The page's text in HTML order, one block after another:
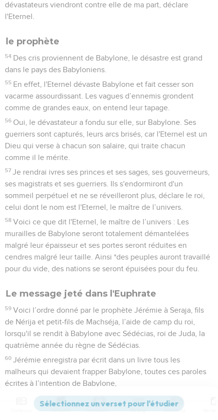
dévastateurs viendront contre elle de ma part, déclare
l'Eternel.
le prophète
54 Des cris proviennent de Babylone, le désastre est grand
dans le pays des Babyloniens.
55 En effet, l'Eternel dévaste Babylone et fait cesser son
vacarme assourdissant. Les vagues d’ennemis grondent
comme de grandes eaux, on entend leur tapage.
56 Oui, le dévastateur a fondu sur elle, sur Babylone. Ses
guerriers sont capturés, leurs arcs brisés, car l'Eternel est un
Dieu qui verse à chacun son salaire, qui traite chacun
comme il le mérite.
57 Je rendrai ivres ses princes et ses sages, ses gouverneurs,
ses magistrats et ses guerriers. Ils s'endormiront d'un
sommeil perpétuel et ne se réveilleront plus, déclare le roi,
celui dont le nom est l'Eternel, le maître de l’univers.
58 Voici ce que dit l'Eternel, le maître de l’univers : Les
murailles de Babylone seront totalement démantelées
malgré leur épaisseur et ses portes seront réduites en
cendres malgré leur taille. Ainsi *des peuples auront travaillé
pour du vide, des nations se seront épuisées pour du feu.
Le message jeté dans l'Euphrate
59 Voici l’ordre donné par le prophète Jérémie à Seraja, fils
de Nérija et petit-fils de Machséja, l’aide de camp du roi,
lorsqu'il se rendit à Babylone avec Sédécias, roi de Juda, la
quatrième année du règne de Sédécias.
60 Jérémie enregistra par écrit dans un livre tous les
malheurs qui devaient frapper Babylone, toutes ces paroles
écrites à l’intention de Babylone,
puis il dit à Seraja : « Une fois arrivé à Babylone, tu
veilleras à faire la lecture de toutes ces paroles
Versions Commentaires Strong